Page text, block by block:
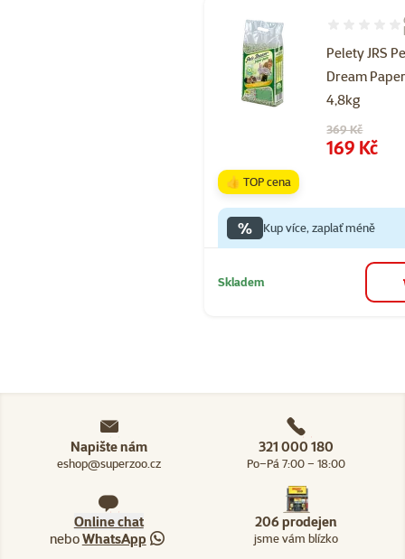
Pelety JRS
Dream
4,8kg
Hodnocení
Původní cena
369 Kč
Cena
169 Kč
👍 TOP cena
% Kup více, zaplať méně
Skladem
Napište nám
eshop@superzoo.cz
321 000 180
Po–Pá 7:00 – 18:00
Online chat
neboWhatsApp
206 prodejen
jsme vám blízko